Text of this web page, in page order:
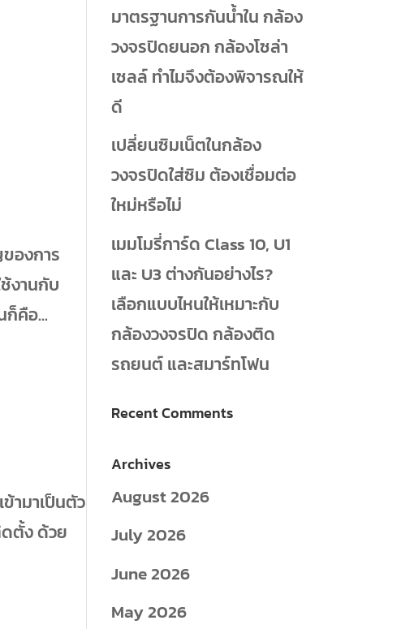
องการ
งานกับ
คือ...
ามาเป็นตัว
ดตั้ง ด้วย
มาตรฐานการกันน้ำใน กล้อง
วงจรปิดยนอก กล้องโซล่า
เซลล์ ทำไมจึงต้องพิจารณให้
ดี
เปลี่ยนซิมเน็ตในกล้อง
วงจรปิดใส่ซิม ต้องเชื่อมต่อ
ใหม่หรือไม่
เมมโมรี่การ์ด Class 10, U1
และ U3 ต่างกันอย่างไร?
เลือกแบบไหนให้เหมาะกับ
กล้องวงจรปิด กล้องติด
รถยนต์ และสมาร์ทโฟน
Recent Comments
Archives
August 2026
July 2026
June 2026
May 2026